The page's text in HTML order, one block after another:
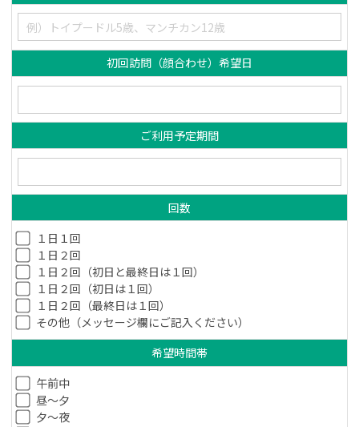
初回訪問（顔合わせ）希望日
ご利用予定期間
回数
１日１回
１日２回
１日２回（初日と最終日は１回）
１日２回（初日は１回）
１日２回（最終日は１回）
その他（メッセージ欄にご記入ください）
希望時間帯
午前中
昼～夕
夕～夜